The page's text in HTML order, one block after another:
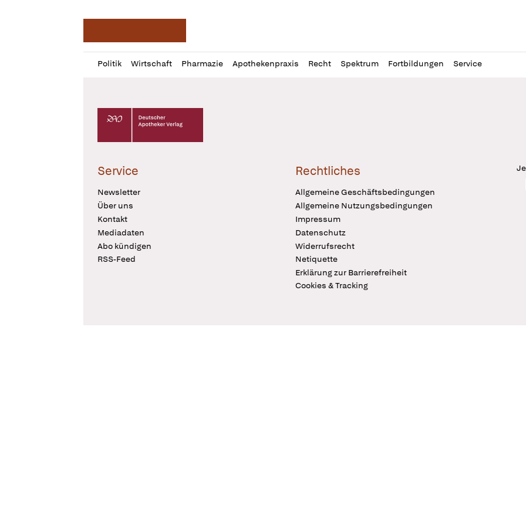
Politik Wirtschaft Pharmazie Apothekenpraxis Recht Spektrum Fortbildungen Service
Profil
öffnen
Daz
Pur
Deutscher Apotheker Verlag Logo
Service
Newsletter
Über uns
Kontakt
Mediadaten
Abo kündigen
RSS-Feed
Rechtliches
Allgemeine Geschäftsbedingungen
Allgemeine Nutzungsbedingungen
Impressum
Datenschutz
Widerrufsrecht
Netiquette
Erklärung zur Barrierefreiheit
Cookies & Tracking